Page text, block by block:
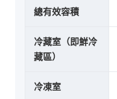
總有效容積
冷藏室（即鮮冷
藏區）
冷凍室